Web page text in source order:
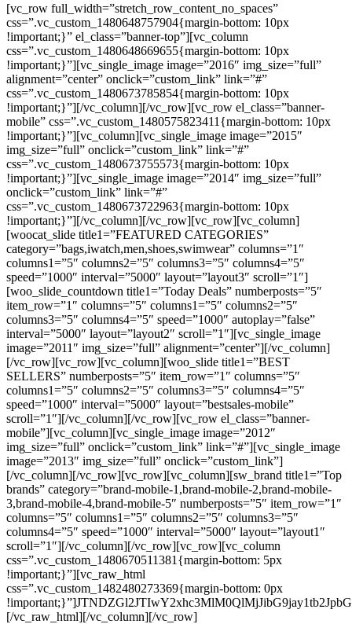
[vc_row full_width=”stretch_row_content_no_spaces”
css=”.vc_custom_1480648757904{margin-bottom: 10px
!important;}” el_class=”banner-top”][vc_column
css=”.vc_custom_1480648669655{margin-bottom: 10px
!important;}”][vc_single_image image=”2016″ img_size=”full”
alignment=”center” onclick=”custom_link” link=”#”
css=”.vc_custom_1480673785854{margin-bottom: 10px
!important;}”][/vc_column][/vc_row][vc_row el_class=”banner-
mobile” css=”.vc_custom_1480575823411{margin-bottom: 10px
!important;}”][vc_column][vc_single_image image=”2015″
img_size=”full” onclick=”custom_link” link=”#”
css=”.vc_custom_1480673755573{margin-bottom: 10px
!important;}”][vc_single_image image=”2014″ img_size=”full”
onclick=”custom_link” link=”#”
css=”.vc_custom_1480673722963{margin-bottom: 10px
!important;}”][/vc_column][/vc_row][vc_row][vc_column]
[woocat_slide title1=”FEATURED CATEGORIES”
category=”bags,iwatch,men,shoes,swimwear” columns=”1″
columns1=”5″ columns2=”5″ columns3=”5″ columns4=”5″
speed=”1000″ interval=”5000″ layout=”layout3″ scroll=”1″]
[woo_slide_countdown title1=”Today Deals” numberposts=”5″
item_row=”1″ columns=”5″ columns1=”5″ columns2=”5″
columns3=”5″ columns4=”5″ speed=”1000″ autoplay=”false”
interval=”5000″ layout=”layout2″ scroll=”1″][vc_single_image
image=”2011″ img_size=”full” alignment=”center”][/vc_column]
[/vc_row][vc_row][vc_column][woo_slide title1=”BEST
SELLERS” numberposts=”5″ item_row=”1″ columns=”5″
columns1=”5″ columns2=”5″ columns3=”5″ columns4=”5″
speed=”1000″ interval=”5000″ layout=”bestsales-mobile”
scroll=”1″][/vc_column][/vc_row][vc_row el_class=”banner-
mobile”][vc_column][vc_single_image image=”2012″
img_size=”full” onclick=”custom_link” link=”#”][vc_single_image
image=”2013″ img_size=”full” onclick=”custom_link”]
[/vc_column][/vc_row][vc_row][vc_column][sw_brand title1=”Top
brands” category=”brand-mobile-1,brand-mobile-2,brand-mobile-
3,brand-mobile-4,brand-mobile-5″ numberposts=”5″ item_row=”1″
columns=”5″ columns1=”5″ columns2=”5″ columns3=”5″
columns4=”5″ speed=”1000″ interval=”5000″ layout=”layout1″
scroll=”1″][/vc_column][/vc_row][vc_row][vc_column
css=”.vc_custom_1480670511381{margin-bottom: 5px
!important;}”][vc_raw_html
css=”.vc_custom_1482480273369{margin-bottom: 0px
[/vc_raw_html][/vc_column][/vc_row]